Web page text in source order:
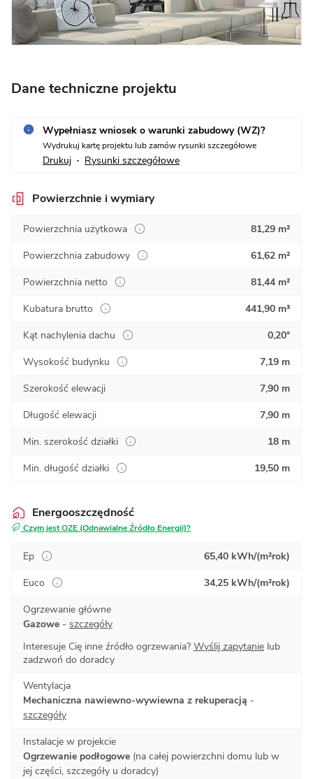
Dane techniczne projektu
Wypełniasz wniosek o warunki zabudowy (WZ)?
Wydrukuj kartę projektu lub zamów rysunki szczegółowe
Drukuj • Rysunki szczegółowe
Powierzchnie i wymiary
Powierzchnia użytkowa
81,29 m²
Powierzchnia zabudowy
61,62 m²
Powierzchnia netto
81,44 m²
Kubatura brutto
441,90 m³
Kąt nachylenia dachu
0,20°
Wysokość budynku
7,19 m
Szerokość elewacji
7,90 m
Długość elewacji
7,90 m
Min. szerokość działki
18 m
Min. długość działki
19,50 m
Energooszczędność
Czym jest OZE (Odnawialne Źródło Energii)?
Ep
65,40 kWh/(m²rok)
Euco
34,25 kWh/(m²rok)
Ogrzewanie główne
Gazowe - szczegóły
Interesuje Cię inne źródło ogrzewania? Wyślij zapytanie lub
zadzwoń do doradcy
Wentylacja
Mechaniczna nawiewno-wywiewna z rekuperacją -
szczegóły
Instalacje w projekcie
Ogrzewanie podłogowe (na całej powierzchni domu lub w
jej części, szczegóły u doradcy)